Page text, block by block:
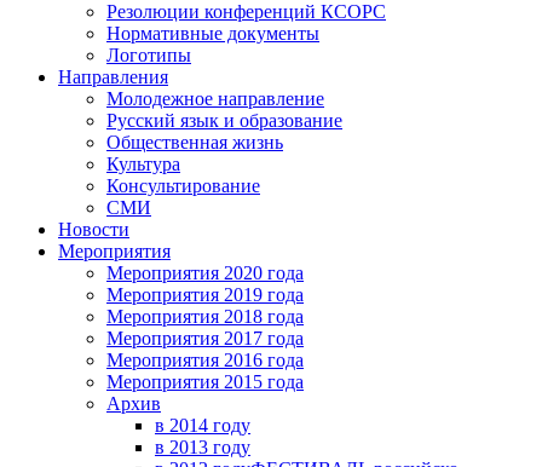
Резолюции конференций КСОРС
Нормативные документы
Логотипы
Направления
Молодежное направление
Русский язык и образование
Общественная жизнь
Культура
Консультирование
СМИ
Новости
Мероприятия
Мероприятия 2020 года
Мероприятия 2019 года
Мероприятия 2018 годa
Мероприятия 2017 года
Мероприятия 2016 года
Мероприятия 2015 года
Архив
в 2014 году
в 2013 году